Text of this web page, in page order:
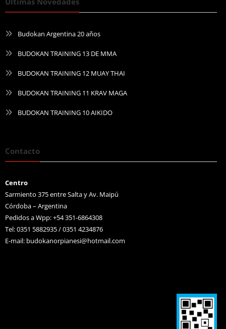
Budokan Argentina 20 años
BUDOKAN TRAINING 13 DE MMA
BUDOKAN TRAINING 12 MUAY THAI
BUDOKAN TRAINING 11 KRAV MAGA
BUDOKAN TRAINING 10 AIKIDO
Contacto
Centro
Sarmiento 375 entre Salta y Av. Maipú
Córdoba – Argentina
Pedidos a Wpp: +54 351-6864308
Tel: 0351 5882935 / 0351 4234876
E-mail: budokanorpianesi@hotmail.com